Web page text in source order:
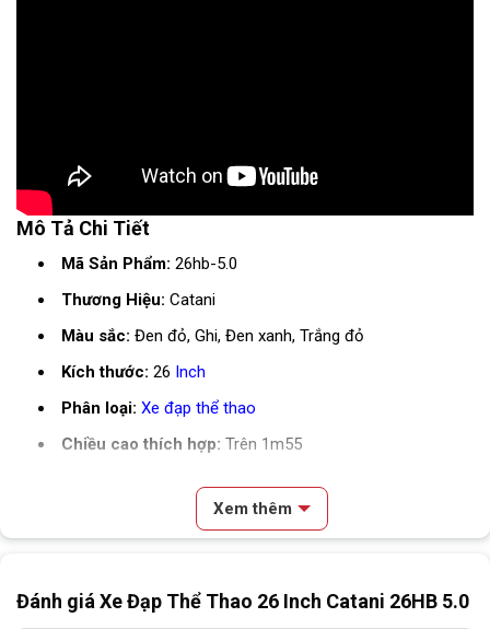
Review & Đánh Giá Xe Đạp Thể Thao 26 Inch Catani 26HB 5.0
Mô Tả Chi Tiết
Mã Sản Phẩm: 26hb-5.0
Thương Hiệu: Catani
Màu sắc: Đen đỏ, Ghi, Đen xanh, Trắng đỏ
Kích thước: 26 Inch
Phân loại: Xe đạp thể thao
Chiều cao thích hợp: Trên 1m55
26HB-5.0
Xem thêm
Đánh giá Xe Đạp Thể Thao 26 Inch Catani 26HB 5.0